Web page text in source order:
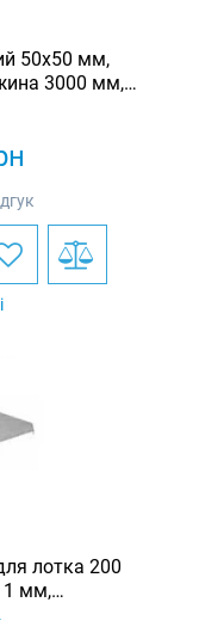
50х50 мм,
3000 мм,
Eurotray
лотка 200
1 мм,
Eurotray